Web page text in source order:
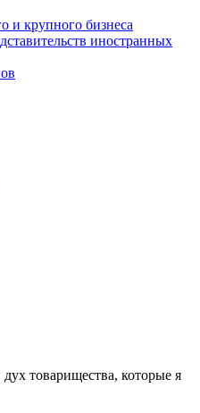
и крупного бизнеса
иностранных
товарищества, которые я